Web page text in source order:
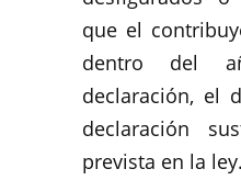
que el
dentro del
declaración, el
declaración
prevista en la ley.